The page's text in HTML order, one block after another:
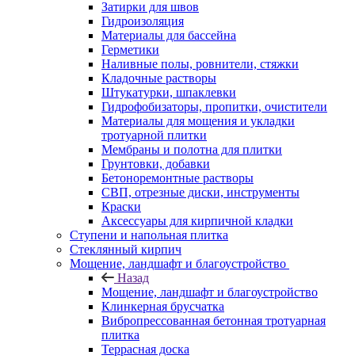
Затирки для швов
Гидроизоляция
Материалы для бассейна
Герметики
Наливные полы, ровнители, стяжки
Кладочные растворы
Штукатурки, шпаклевки
Гидрофобизаторы, пропитки, очистители
Материалы для мощения и укладки
тротуарной плитки
Мембраны и полотна для плитки
Грунтовки, добавки
Бетоноремонтные растворы
СВП, отрезные диски, инструменты
Краски
Аксессуары для кирпичной кладки
Ступени и напольная плитка
Cтеклянный кирпич
Мощение, ландшафт и благоустройство
Назад
Мощение, ландшафт и благоустройство
Клинкерная брусчатка
Вибропрессованная бетонная тротуарная
плитка
Террасная доска